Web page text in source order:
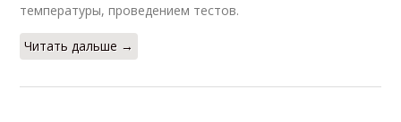
температуры, проведением тестов.
Читать дальше →